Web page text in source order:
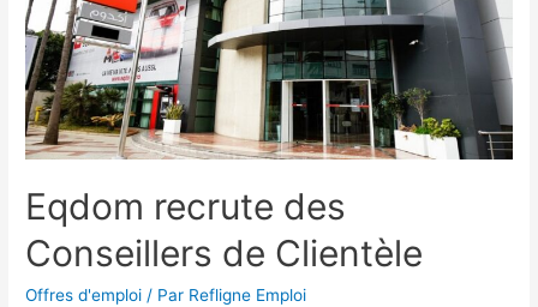
Eqdom recrute des
Conseillers de Clientèle
Offres d'emploi / Par Refligne Emploi